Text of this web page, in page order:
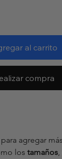
al carrito
compra
agregar
los tamaños,